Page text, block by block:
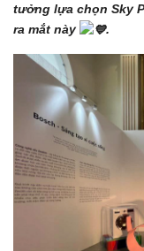
tưởng lựa chọn Sky
ra mắt này
.